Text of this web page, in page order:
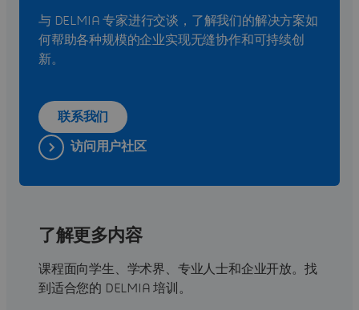
与 DELMIA 专家进行交谈，了解我们的解决方案如
何帮助各种规模的企业实现无缝协作和可持续创
新。
联系我们
访问用户社区
了解更多内容
课程面向学生、学术界、专业人士和企业开放。找
到适合您的 DELMIA 培训。